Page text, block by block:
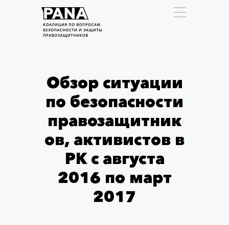
Обзор ситуации
по безопасности
правозащитник
ов, активистов в
РК с августа
2016 по март
2017